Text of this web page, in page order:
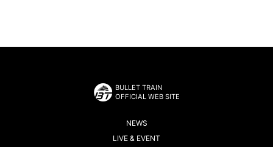
BULLET TRAIN
OFFICIAL WEB SITE
NEWS
LIVE & EVENT